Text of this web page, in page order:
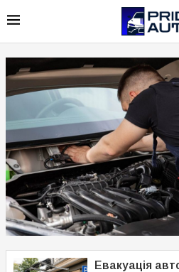
Масло 5W-30:
характеристики
Евакуація